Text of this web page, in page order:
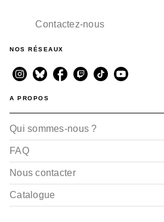
Contactez-nous
NOS RÉSEAUX
A PROPOS
Qui sommes-nous ?
FAQ
Nous contacter
Catalogue